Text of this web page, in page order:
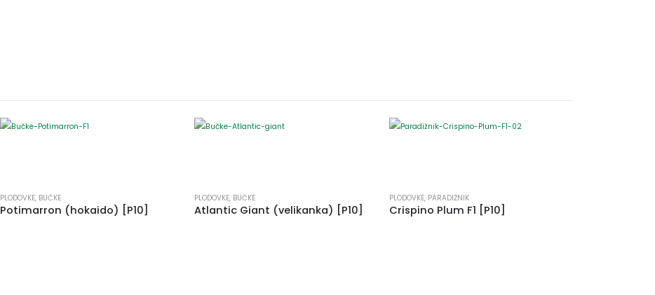
PLODOVKE, BUČKE
Potimarron (hokaido) [P10]
PLODOVKE, BUČKE
Atlantic Giant (velikanka) [P10]
PLODOVKE, PARADIŽNIK
Crispino Plum F1 [P10]